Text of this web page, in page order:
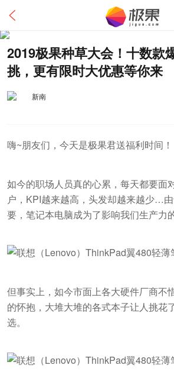
2019极果种草大会！十数款
挑，更有限时大优惠等你来
新南
嗨~朋友们，今天是极果君送福利时间！
如今的职场人员真的心累，每天都要面
户，KPI越来越高，头发却越来越少…
要，笔记本电脑成为了影响我们生产力
但事实上，如今市面上各大硬件厂商不
的怀抱，大堆大堆的各式本子让人挑花
选。